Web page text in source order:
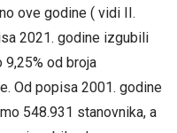
ove godine ( vidi II.
2021. godine izgubili
od broja
Od popisa 2001. godine
548.931 stanovnika, a